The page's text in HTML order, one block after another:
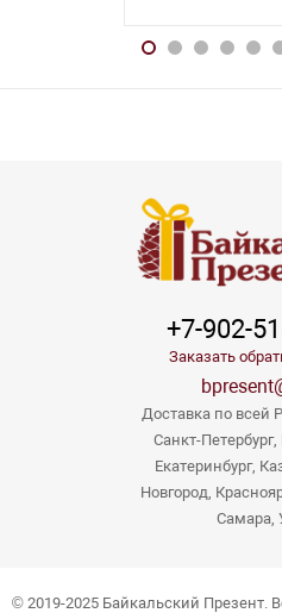
+7-902-
Заказать
Доставка по всей
Санкт-
Екатеринбург,
Новгород,
Самара,
© 2019-2025 Байкальский Презент.